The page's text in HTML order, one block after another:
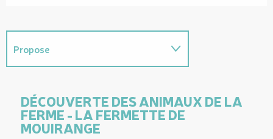
Propose
DÉCOUVERTE DES ANIMAUX DE LA
FERME - LA FERMETTE DE
MOUIRANGE